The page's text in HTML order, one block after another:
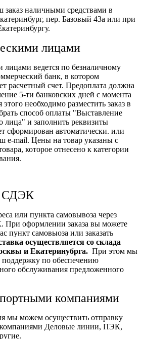
наличными средствами в
пер. Базовый 43а или при
лицами
лицами ведется по безналичному
банк, в котором
расчетный счет. Предоплата должна
5-ти банковских дней с момента
необходимо разместить заказ в
способ оплаты "Выставление
лица" и заполнить реквизиты
сформирован автоматически. или
e-mail. Цены на товар указаны с
которое отнесено к категории
СДЭК
или пункта самовывоза через
При оформлении заказа вы можете
пункт самовыоза или заказать
осуществляется со склада
и Екатеринубрга. При этом мы
по обеспечению
обслуживания предложенного
компаниями
мы можем осуществить отправку
компаниями Деловые линии, ПЭК,